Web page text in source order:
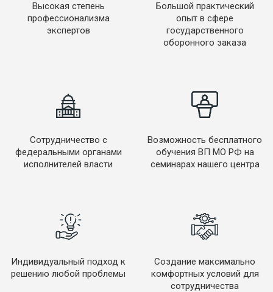
Высокая степень
профессионализма
экспертов
Большой практический
опыт в сфере
государственного
оборонного заказа
Сотрудничество с
федеральными органами
исполнителей власти
Возможность бесплатного
обучения ВП МО РФ на
семинарах нашего центра
Индивидуальный подход к
решению любой проблемы
Создание максимально
комфортных условий для
сотрудничества